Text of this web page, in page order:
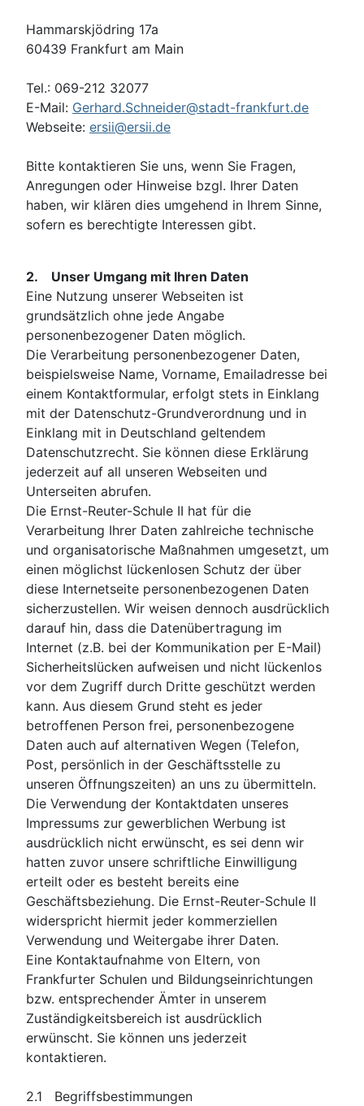
Hammarskjödring 17a
60439 Frankfurt am Main
Tel.: 069-212 32077
E-Mail: Gerhard.Schneider@stadt-frankfurt.de
Webseite: ersii@ersii.de
Bitte kontaktieren Sie uns, wenn Sie Fragen,
Anregungen oder Hinweise bzgl. Ihrer Daten
haben, wir klären dies umgehend in Ihrem Sinne,
sofern es berechtigte Interessen gibt.
2. Unser Umgang mit Ihren Daten
Eine Nutzung unserer Webseiten ist
grundsätzlich ohne jede Angabe
personenbezogener Daten möglich.
Die Verarbeitung personenbezogener Daten,
beispielsweise Name, Vorname, Emailadresse bei
einem Kontaktformular, erfolgt stets in Einklang
mit der Datenschutz-Grundverordnung und in
Einklang mit in Deutschland geltendem
Datenschutzrecht. Sie können diese Erklärung
jederzeit auf all unseren Webseiten und
Unterseiten abrufen.
Die Ernst-Reuter-Schule II hat für die
Verarbeitung Ihrer Daten zahlreiche technische
und organisatorische Maßnahmen umgesetzt, um
einen möglichst lückenlosen Schutz der über
diese Internetseite personenbezogenen Daten
sicherzustellen. Wir weisen dennoch ausdrücklich
darauf hin, dass die Datenübertragung im
Internet (z.B. bei der Kommunikation per E-Mail)
Sicherheitslücken aufweisen und nicht lückenlos
vor dem Zugriff durch Dritte geschützt werden
kann. Aus diesem Grund steht es jeder
betroffenen Person frei, personenbezogene
Daten auch auf alternativen Wegen (Telefon,
Post, persönlich in der Geschäftsstelle zu
unseren Öffnungszeiten) an uns zu übermitteln.
Die Verwendung der Kontaktdaten unseres
Impressums zur gewerblichen Werbung ist
ausdrücklich nicht erwünscht, es sei denn wir
hatten zuvor unsere schriftliche Einwilligung
erteilt oder es besteht bereits eine
Geschäftsbeziehung. Die Ernst-Reuter-Schule II
widerspricht hiermit jeder kommerziellen
Verwendung und Weitergabe ihrer Daten.
Eine Kontaktaufnahme von Eltern, von
Frankfurter Schulen und Bildungseinrichtungen
bzw. entsprechender Ämter in unserem
Zuständigkeitsbereich ist ausdrücklich
erwünscht. Sie können uns jederzeit
kontaktieren.
2.1 Begriffsbestimmungen